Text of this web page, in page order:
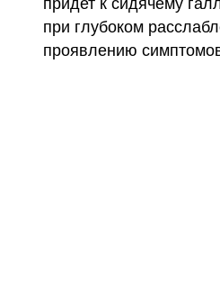
при глубоком
проявлению